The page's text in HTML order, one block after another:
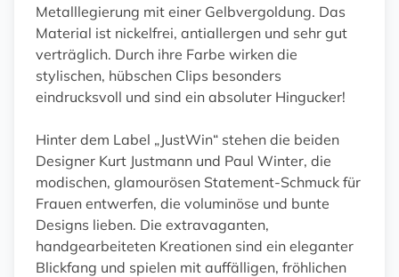
Metalllegierung mit einer Gelbvergoldung. Das
Material ist nickelfrei, antiallergen und sehr gut
verträglich. Durch ihre Farbe wirken die
stylischen, hübschen Clips besonders
eindrucksvoll und sind ein absoluter Hingucker!
Hinter dem Label „JustWin“ stehen die beiden
Designer Kurt Justmann und Paul Winter, die
modischen, glamourösen Statement-Schmuck für
Frauen entwerfen, die voluminöse und bunte
Designs lieben. Die extravaganten,
handgearbeiteten Kreationen sind ein eleganter
Blickfang und spielen mit auffälligen, fröhlichen